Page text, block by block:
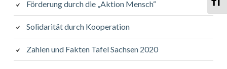
Förderung durch die „Aktion Mensch“
Solidarität durch Kooperation
Zahlen und Fakten Tafel Sachsen 2020